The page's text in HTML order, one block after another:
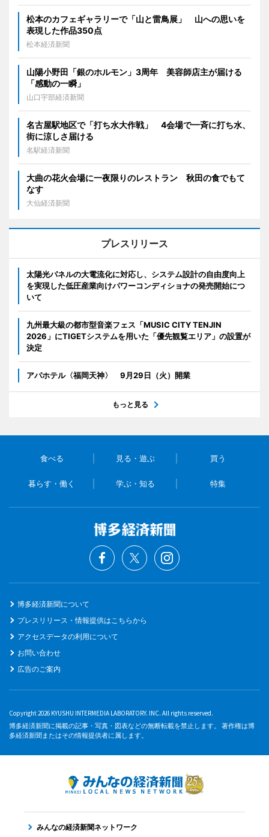
松本のカフェギャラリーで「山と雷鳥展」 山への思いを
表現した作品350点
松本経済新聞
山陽小野田「銀のホルモン」3周年 美容師店主が届ける
「感動の一瞬」
山口宇部経済新聞
名古屋駅地区で「打ち水大作戦」 4会場で一斉に打ち水、
街に涼しさ届ける
名駅経済新聞
大曲の花火会場に一夜限りのレストラン 秋田の食でもて
なす
大仙経済新聞
プレスリリース
太陽光パネルの大電流化に対応し、システム設計の自由度向上
を実現した低圧産業向けパワーコンディショナの発売開始につ
いて
九州最大級の都市型音楽フェス「MUSIC CITY TENJIN
2026」にTIGETシステムを用いた「優先観覧エリア」の設置が
決定
アパホテル〈福岡天神〉 9月29日（火）開業
もっと見る
食べる 見る・遊ぶ 買う
暮らす・働く 学ぶ・知る 特集
博多経済新聞について
プレスリリース・情報提供はこちらから
アクセスデータの利用について
お問い合わせ
広告のご案内
Copyright 2026 KYUSHU INTERMEDIA LABORATORY. INC. All rights reserved.
博多経済新聞に掲載の記事・写真・図表などの無断転載を禁止します。 著作権は博
多経済新聞またはその情報提供者に属します。
みんなの経済新聞ネットワーク